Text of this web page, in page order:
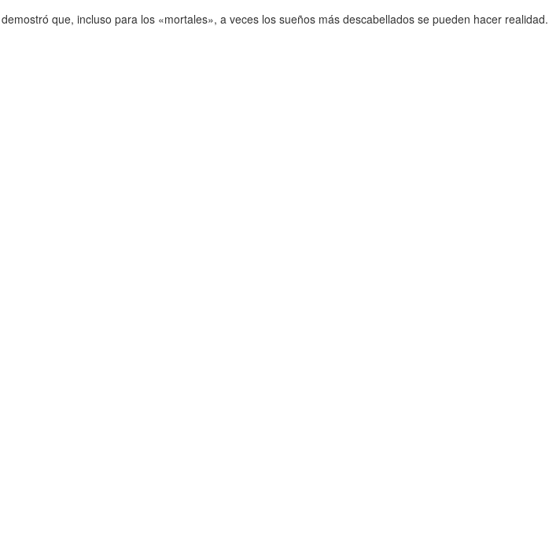
que, incluso para los «mortales», a veces los sueños más descabellados se pueden hacer realidad.